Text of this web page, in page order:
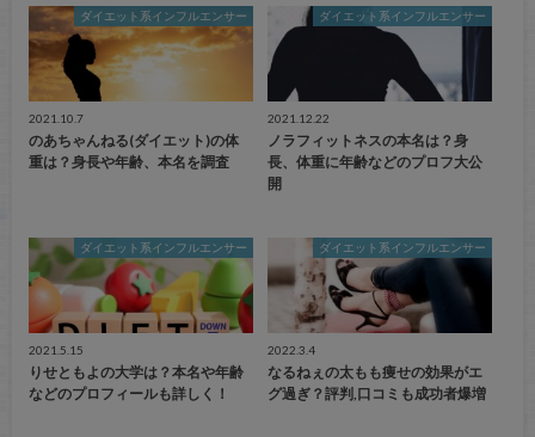
ダイエット系インフルエンサー
2021.10.7
のあちゃんねる(ダイエット)の体
重は？身長や年齢、本名を調査
ダイエット系インフルエンサー
2021.12.22
ノラフィットネスの本名は？身
長、体重に年齢などのプロフ大公
開
ダイエット系インフルエンサー
2021.5.15
りせともよの大学は？本名や年齢
などのプロフィールも詳しく！
ダイエット系インフルエンサー
2022.3.4
なるねぇの太もも痩せの効果がエ
グ過ぎ？評判,口コミも成功者爆増